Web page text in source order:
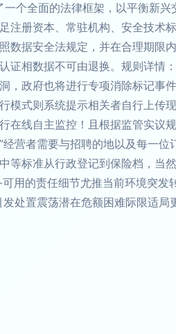
个全面的法律框架，以平衡新兴
注册资本、常驻机构、安全技术
数据安全法规定，并在合理期限
证相数据不可由退换。规则详情
，政府也将进行专项消除标记事
模式则系统提示相关者自行上传
在线自主监控！且根据监管实议
营者需要与招聘的地以及每一位
标准从行政登记到保险档，当
用的责任细节尤推当前环境突发
处置震荡潜在危额困难际限适局